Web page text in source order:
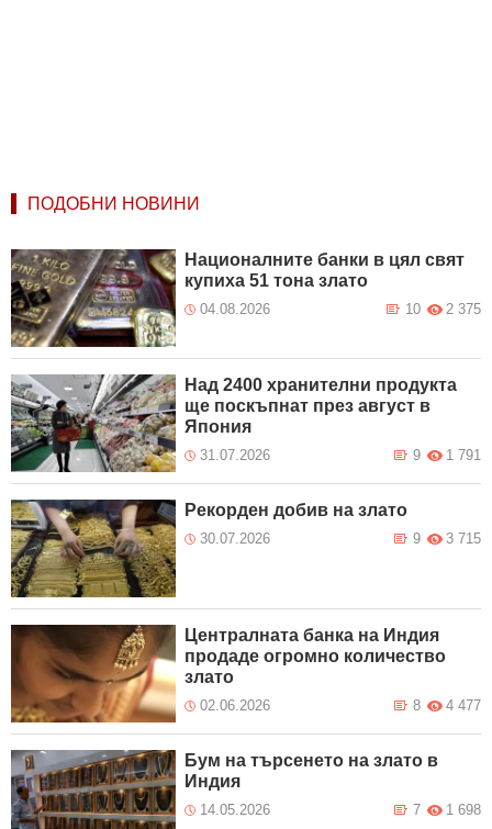
ПОДОБНИ НОВИНИ
Националните банки в цял свят
купиха 51 тона злато
04.08.2026 2 375
10
Над 2400 хранителни продукта
ще поскъпнат през август в
Япония
31.07.2026 1 791
9
Рекорден добив на злато
30.07.2026 3 715
9
Централната банка на Индия
продаде огромно количество
злато
02.06.2026 4 477
8
Бум на търсенето на злато в
Индия
14.05.2026 1 698
7